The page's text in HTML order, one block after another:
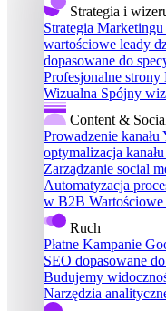
Strategia i
Strategia
wartościowe leady
dopasowane do
Profesjonalne
Wizualna Spójny
Content &
Prowadzenie kanału
optymalizacja
Zarządzanie social
Automatyzacja
w B2B
Ruch
Płatne Kampanie
SEO dopasowane
Budujemy
Narzędzia